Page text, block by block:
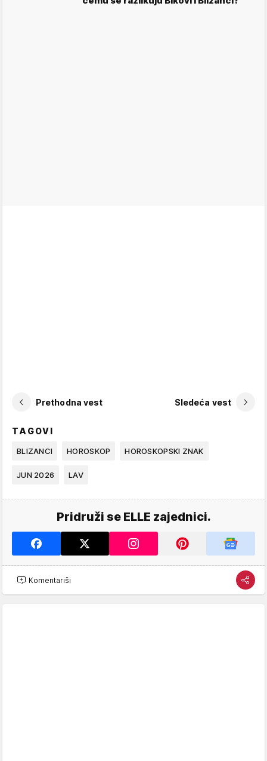
Prethodna vest Sledeća vest
TAGOVI
BLIZANCI HOROSKOP HOROSKOPSKI ZNAK
JUN 2026 LAV
Pridruži se ELLE zajednici.
Komentariši